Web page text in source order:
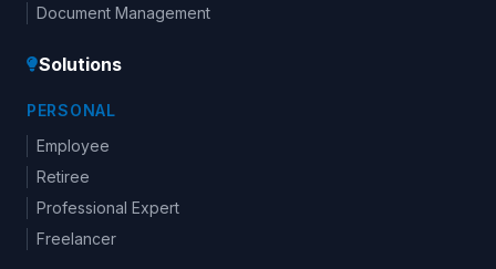
Document Management
Solutions
PERSONAL
Employee
Retiree
Professional Expert
Freelancer